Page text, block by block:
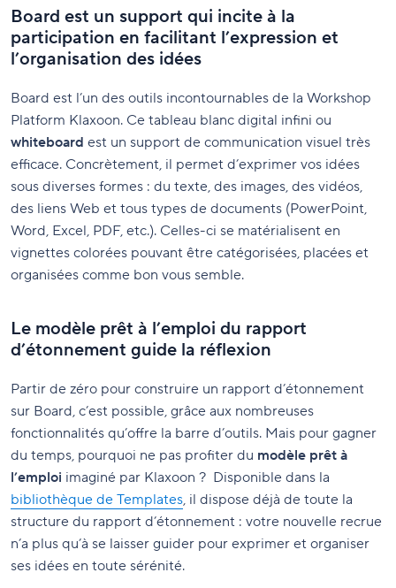
Board est un support qui incite à la
participation en facilitant l’expression et
l’organisation des idées
Board est l’un des outils incontournables de la Workshop
Platform Klaxoon. Ce tableau blanc digital infini ou
whiteboard est un support de communication visuel très
efficace. Concrètement, il permet d’exprimer vos idées
sous diverses formes : du texte, des images, des vidéos,
des liens Web et tous types de documents (PowerPoint,
Word, Excel, PDF, etc.). Celles-ci se matérialisent en
vignettes colorées pouvant être catégorisées, placées et
organisées comme bon vous semble.
Le modèle prêt à l’emploi du rapport
d’étonnement guide la réflexion
Partir de zéro pour construire un rapport d’étonnement
sur Board, c’est possible, grâce aux nombreuses
fonctionnalités qu’offre la barre d’outils. Mais pour gagner
du temps, pourquoi ne pas profiter du modèle prêt à
l’emploi imaginé par Klaxoon ? Disponible dans la
bibliothèque de Templates, il dispose déjà de toute la
structure du rapport d’étonnement : votre nouvelle recrue
n’a plus qu’à se laisser guider pour exprimer et organiser
ses idées en toute sérénité.